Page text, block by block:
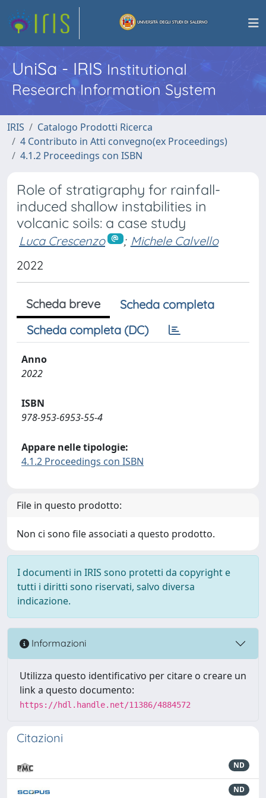
UniSa - IRISInstitutional
Research Information System
IRIS
Catalogo Prodotti Ricerca
4 Contributo in Atti convegno(ex Proceedings)
4.1.2 Proceedings con ISBN
Role of stratigraphy for rainfall-
induced shallow instabilities in
volcanic soils: a case study
Luca Crescenzo ; Michele Calvello
2022
Scheda breve
Scheda completa
Scheda completa (DC)
Anno
2022
ISBN
978-953-6953-55-4
Appare nelle tipologie:
4.1.2 Proceedings con ISBN
File in questo prodotto:
Non ci sono file associati a questo prodotto.
I documenti in IRIS sono protetti da copyright e
tutti i diritti sono riservati, salvo diversa
indicazione.
Informazioni
Utilizza questo identificativo per citare o creare un
link a questo documento:
https://hdl.handle.net/11386/4884572
Citazioni
ND
ND